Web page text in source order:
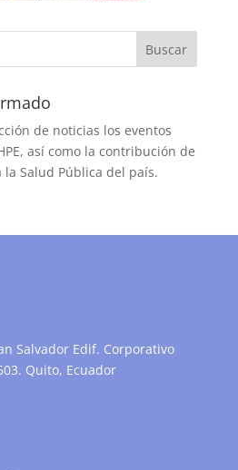
de noticias los eventos
así como la contribución de
Salud Pública del país.
Salvador Edif. Corporativo
Quito, Ecuador